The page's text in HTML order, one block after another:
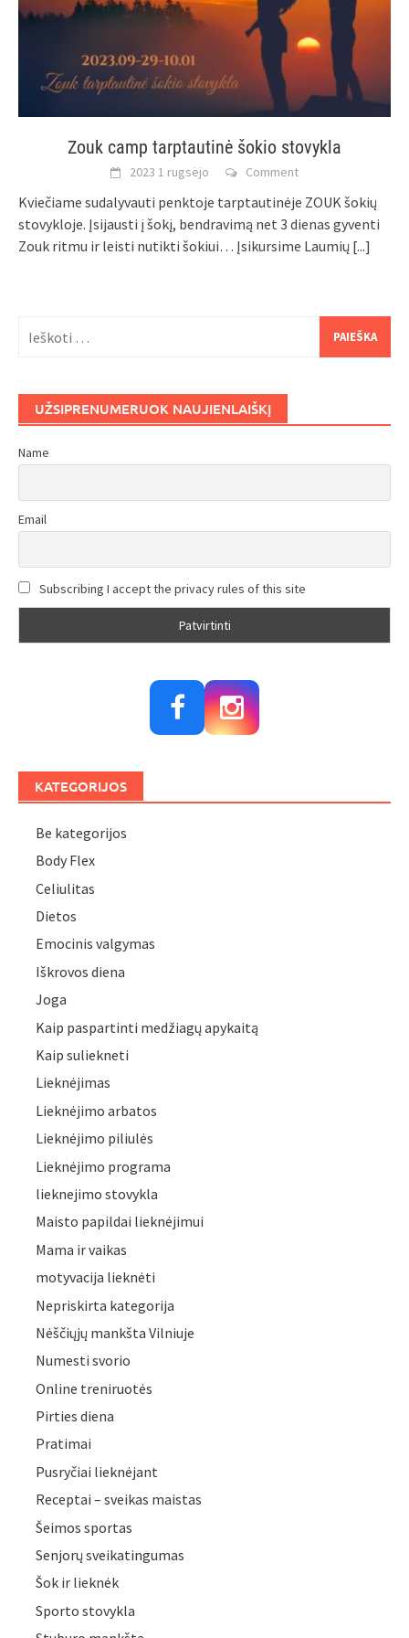
Zouk camp tarptautinė šokio stovykla
2023 1 rugsėjo Comment
Kviečiame sudalyvauti penktoje tarptautinėje ZOUK šokių
stovykloje. Įsijausti į šokį, bendravimą net 3 dienas gyventi
Zouk ritmu ir leisti nutikti šokiui… Įsikursime Laumių [...]
UŽSIPRENUMERUOK NAUJIENLAIŠKĮ
Name
Email
Subscribing I accept the privacy rules of this site
KATEGORIJOS
Be kategorijos
Body Flex
Celiulitas
Dietos
Emocinis valgymas
Iškrovos diena
Joga
Kaip paspartinti medžiagų apykaitą
Kaip suliekneti
Lieknėjimas
Lieknėjimo arbatos
Lieknėjimo piliulės
Lieknėjimo programa
lieknejimo stovykla
Maisto papildai lieknėjimui
Mama ir vaikas
motyvacija lieknėti
Nepriskirta kategorija
Nėščiųjų mankšta Vilniuje
Numesti svorio
Online treniruotės
Pirties diena
Pratimai
Pusryčiai lieknėjant
Receptai – sveikas maistas
Šeimos sportas
Senjorų sveikatingumas
Šok ir lieknėk
Sporto stovykla